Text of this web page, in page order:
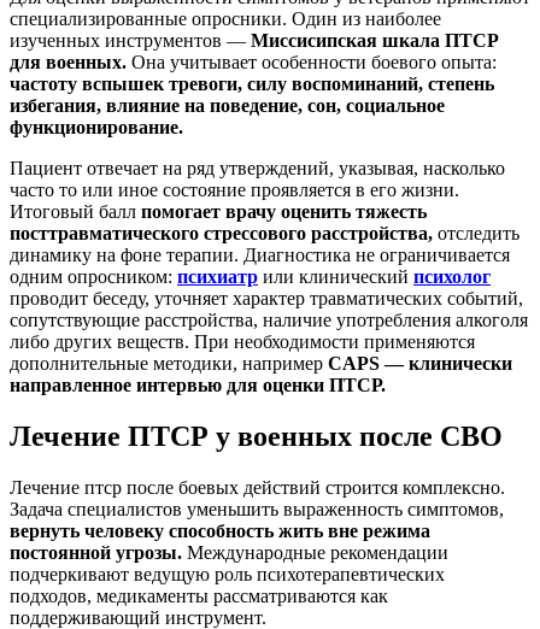
специализированные опросники. Один из наиболее
изученных инструментов — Миссисипская шкала ПТСР
для военных. Она учитывает особенности боевого опыта:
частоту вспышек тревоги, силу воспоминаний, степень
избегания, влияние на поведение, сон, социальное
функционирование.
Пациент отвечает на ряд утверждений, указывая, насколько
часто то или иное состояние проявляется в его жизни.
Итоговый балл помогает врачу оценить тяжесть
посттравматического стрессового расстройства, отследить
динамику на фоне терапии. Диагностика не ограничивается
одним опросником: психиатр или клинический психолог
проводит беседу, уточняет характер травматических событий,
сопутствующие расстройства, наличие употребления алкоголя
либо других веществ. При необходимости применяются
дополнительные методики, например CAPS — клинически
направленное интервью для оценки ПТСР.
Лечение ПТСР у военных после СВО
Лечение птср после боевых действий строится комплексно.
Задача специалистов уменьшить выраженность симптомов,
вернуть человеку способность жить вне режима
постоянной угрозы. Международные рекомендации
подчеркивают ведущую роль психотерапевтических
подходов, медикаменты рассматриваются как
поддерживающий инструмент.